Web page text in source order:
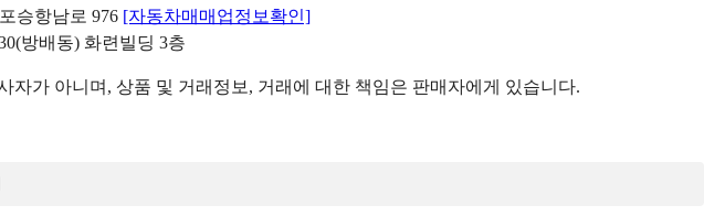
승항남로 976 [자동차매매업정보확인]
방배동) 화련빌딩 3층
가 아니며, 상품 및 거래정보, 거래에 대한 책임은 판매자에게 있습니다.